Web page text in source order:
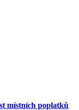
místních poplatků